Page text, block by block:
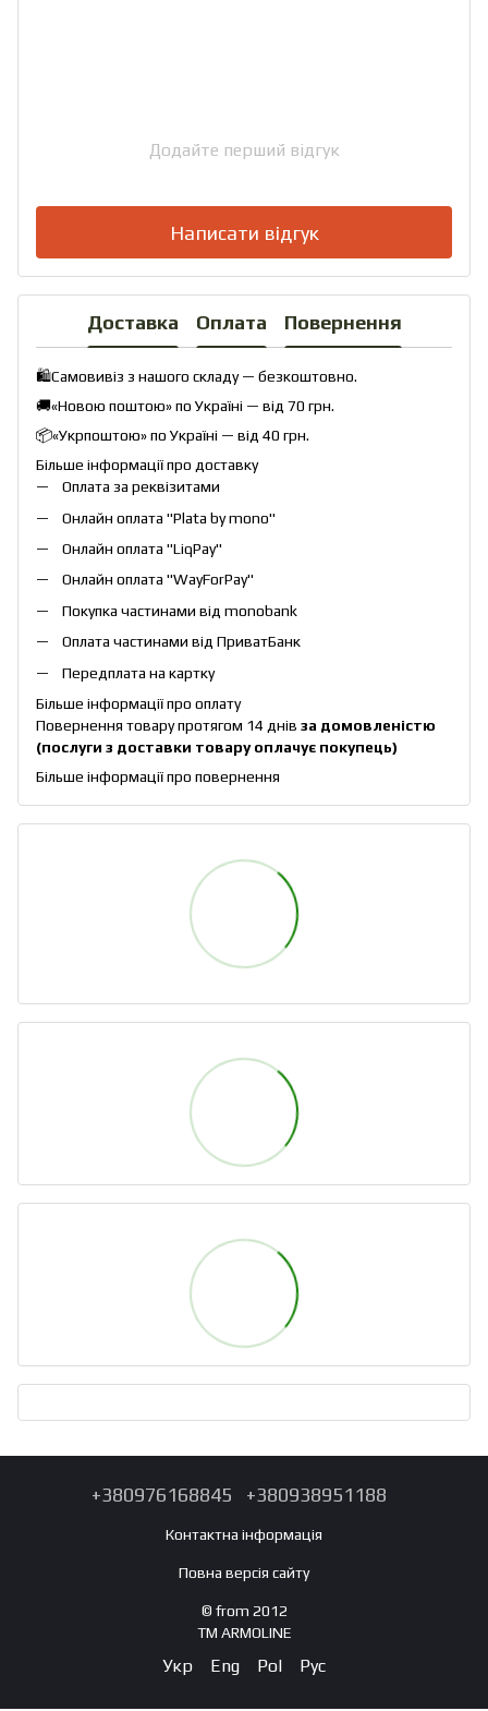
Додайте перший відгук
Написати відгук
Доставка Оплата Повернення
🛍️Самовивіз з нашого складу — безкоштовно.
🚚«Новою поштою» по Україні — від 70 грн.
📦«Укрпоштою» по Україні — від 40 грн.
Більше інформації про доставку
Оплата за реквізитами
Онлайн оплата "Plata by mono"
Онлайн оплата "LiqPay"
Онлайн оплата "WayForPay"
Покупка частинами від monobank
Оплата частинами від ПриватБанк
Передплата на картку
Більше інформації про оплату
Повернення товару протягом 14 днів за домовленістю
(послуги з доставки товару оплачує покупець)
Більше інформації про повернення
+380976168845 +380938951188
Контактна інформація
Повна версія сайту
© from 2012
TM ARMOLINE
Укр Eng Pol Рус